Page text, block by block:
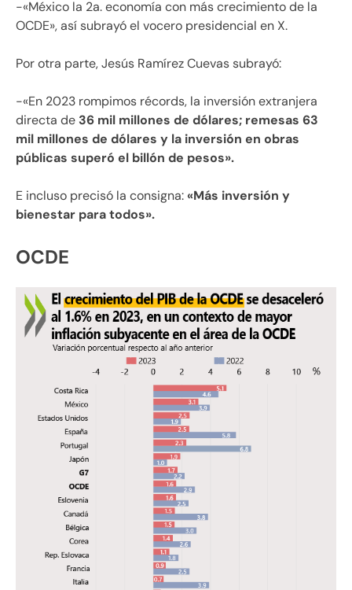
-«México la 2a. economía con más crecimiento de la
OCDE», así subrayó el vocero presidencial en X.
Por otra parte, Jesús Ramírez Cuevas subrayó:
-«En 2023 rompimos récords, la inversión extranjera
directa de 36 mil millones de dólares; remesas 63
mil millones de dólares y la inversión en obras
públicas superó el billón de pesos».
E incluso precisó la consigna:«Más inversión y
bienestar para todos».
OCDE